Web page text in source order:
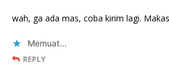
wah, ga ada mas, coba kirim lagi.
Memuat...
REPLY